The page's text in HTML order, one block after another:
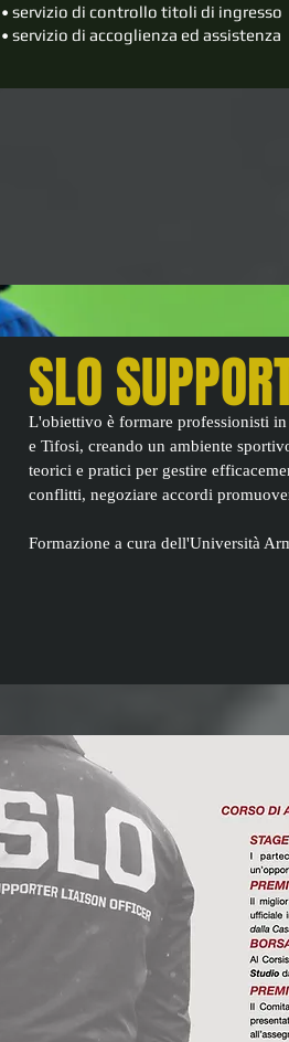
• servizio di controllo titoli di ingresso
• servizio di accoglienza ed assistenza
SLO
L'obiettivo è formare professionisti
e Tifosi, creando un ambiente
teorici e pratici per gestire
conflitti, negoziare accordi
Formazione a cura dell'Università